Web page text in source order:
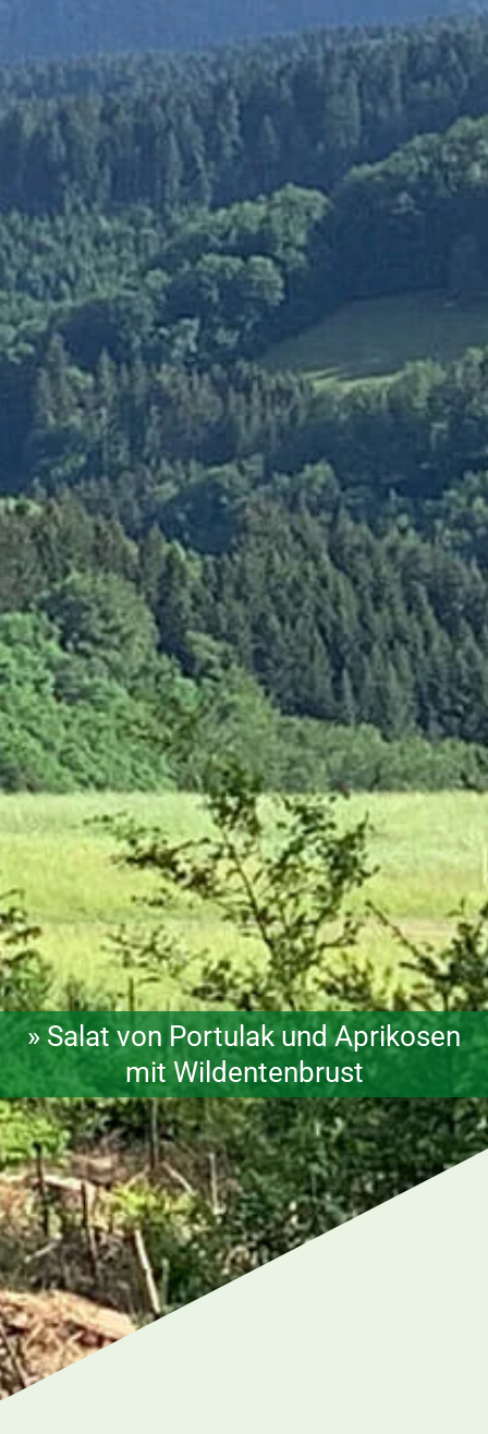
» Salat von Portulak und Aprikosen
mit Wildentenbrust